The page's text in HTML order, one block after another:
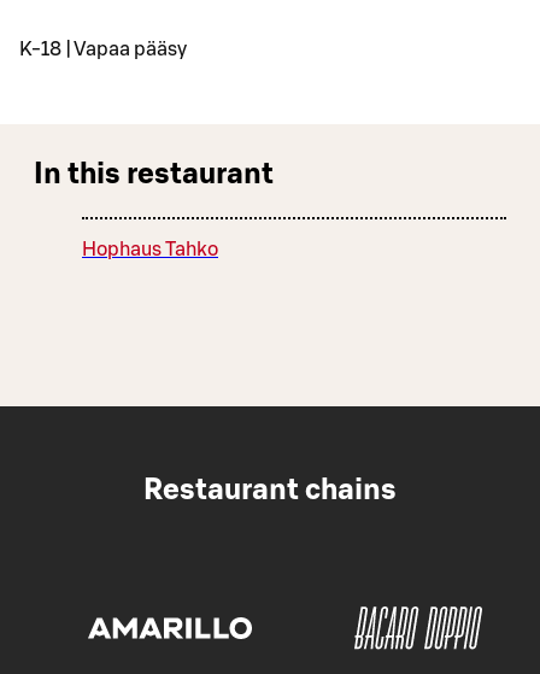
K-18 | Vapaa pääsy
In this restaurant
Hophaus Tahko
Restaurant chains